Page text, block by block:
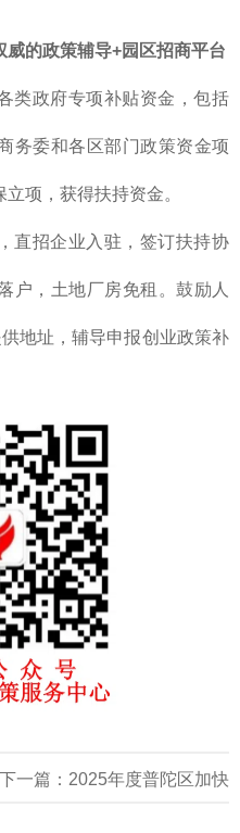
威的政策辅导+园区招商平台
类政府专项补贴资金，包括
务委和各区部门政策资金项
项，获得扶持资金。
直招企业入驻，签订扶持协
户，土地厂房免租。鼓励人
地址，辅导申报创业政策补
下一篇： 2025年度普陀区加快